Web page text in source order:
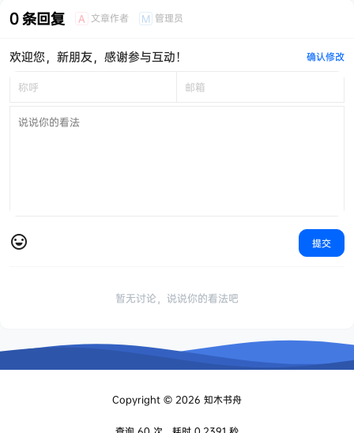
0 条回复 A 文章作者 M 管理员
欢迎您，新朋友，感谢参与互动！ 确认修改
提交
暂无讨论，说说你的看法吧
Copyright © 2026 知木书舟